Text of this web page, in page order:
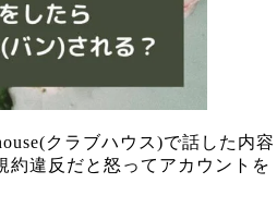
クラブハウス)で話した内容
約違反だと怒ってアカウントを